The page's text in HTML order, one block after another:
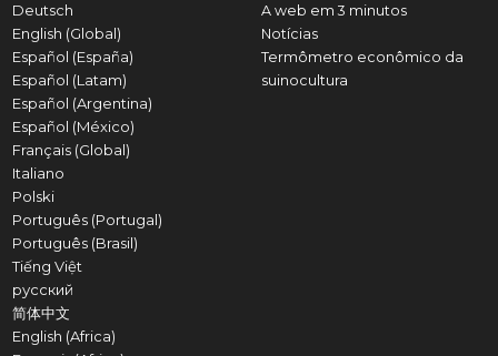
Deutsch
English (Global)
Español (España)
Español (Latam)
Español (Argentina)
Español (México)
Français (Global)
Italiano
Polski
Português (Portugal)
Português (Brasil)
Tiếng Việt
русский
简体中文
English (Africa)
A web em 3 minutos
Notícias
Termômetro econômico da
suinocultura